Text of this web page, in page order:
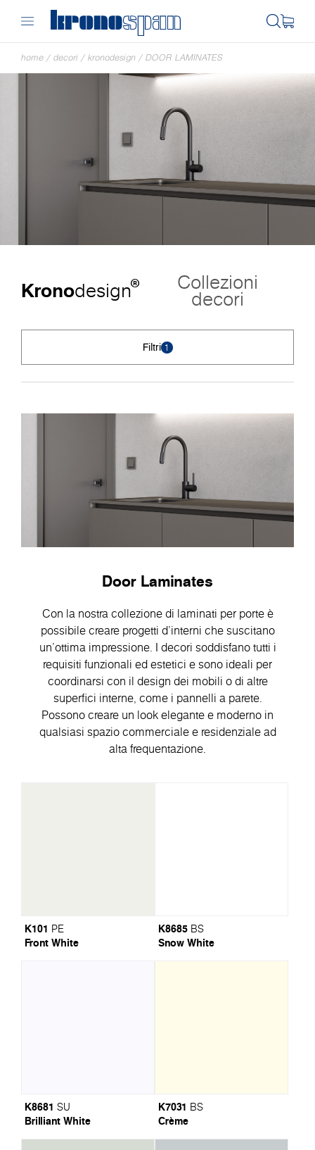
home / decori / kronodesign / DOOR LAMINATES
Kronodesign® Collezioni
decori
Filtri 1
Door Laminates
Con la nostra collezione di laminati per porte è
possibile creare progetti d'interni che suscitano
un'ottima impressione. I decori soddisfano tutti i
requisiti funzionali ed estetici e sono ideali per
coordinarsi con il design dei mobili o di altre
superfici interne, come i pannelli a parete.
Possono creare un look elegante e moderno in
qualsiasi spazio commerciale e residenziale ad
alta frequentazione.
K101 PE
Front White
K8685 BS
Snow White
K8681 SU
Brilliant White
K7031 BS
Crème